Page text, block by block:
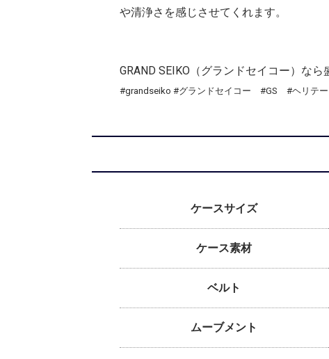
や清浄さを感じさせてくれます。
GRAND SEIKO（グランドセイコー）な
#grandseiko #グランドセイコー #GS #ヘリテー
ケースサイズ
ケース素材
ベルト
ムーブメント